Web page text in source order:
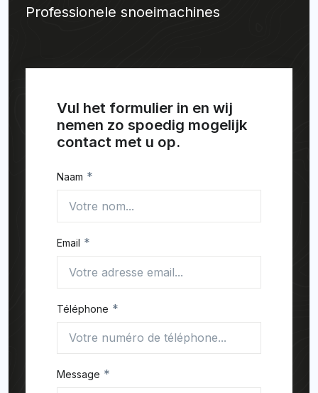
Professionele snoeimachines
Vul het formulier in en wij
nemen zo spoedig mogelijk
contact met u op.
Naam *
Email *
Téléphone *
Message *